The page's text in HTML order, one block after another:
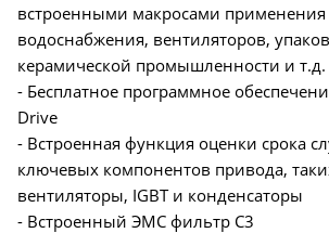
встроенными макросами применения
водоснабжения, вентиляторов,
керамической промышленности и т.д.
- Бесплатное программное
Drive
- Встроенная функция оценки срока
ключевых компонентов привода,
вентиляторы, IGBT и конденсаторы
- Встроенный ЭМС фильтр С3